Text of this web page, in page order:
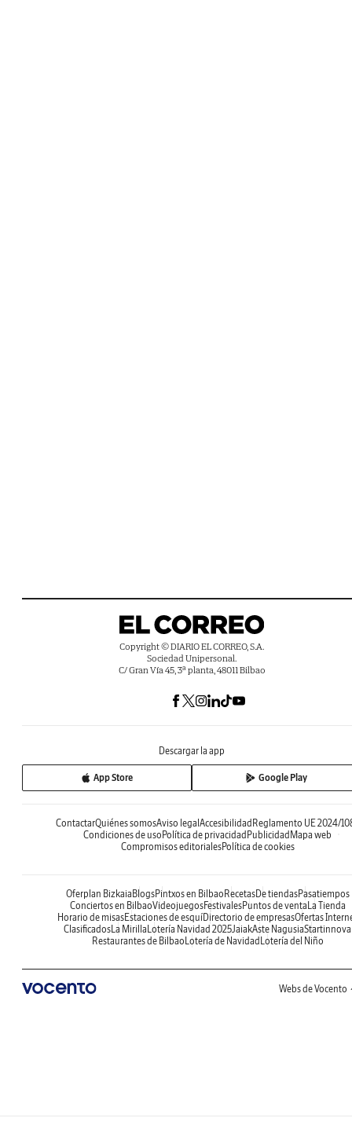
Copyright © DIARIO EL CORREO, S.A.
Sociedad Unipersonal.
C/ Gran Vía 45, 3ª planta, 48011 Bilbao
Descargar la app
App Store Google Play
ContactarQuiénes somosAviso legalAccesibilidadReglamento UE 2024/
Condiciones de usoPolítica de privacidadPublicidadMapa web
Compromisos editorialesPolítica de cookies
Oferplan BizkaiaBlogsPintxos en BilbaoRecetasDe tiendasPasatiempos
Conciertos en BilbaoVideojuegosFestivalesPuntos de ventaLa Tienda
Horario de misasEstaciones de esquíDirectorio de empresasOfertas
ClasificadosLa MirillaLotería Navidad 2025JaiakAste NagusiaStartinnova
Restaurantes de BilbaoLotería de NavidadLotería del Niño
Webs de Vocento